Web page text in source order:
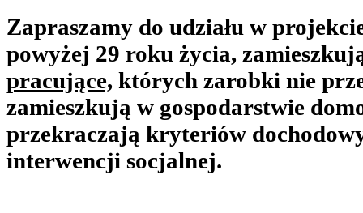
Zapraszamy do udziału w
powyżej 29 roku życia,
pracujące, których zarobki nie
zamieszkują w gospodarstwie
przekraczają kryteriów
interwencji socjalnej.